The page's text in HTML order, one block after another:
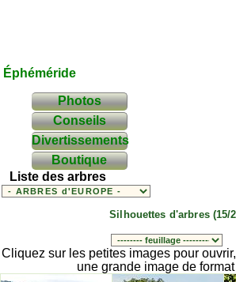
Éphéméride
Photos
Conseils
Divertissements
Boutique
Liste des arbres
Silhouettes d'arbres (15/
Cliquez sur les petites images pour
une grande image de